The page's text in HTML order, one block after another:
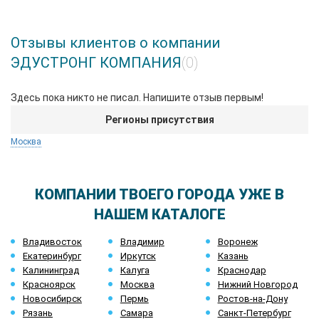
Отзывы клиентов о компании
ЭДУСТРОНГ КОМПАНИЯ(0)
Здесь пока никто не писал. Напишите отзыв первым!
Регионы присутствия
Москва
КОМПАНИИ ТВОЕГО ГОРОДА УЖЕ В
НАШЕМ КАТАЛОГЕ
Владивосток Владимир
Воронеж
Екатеринбург
Иркутск
Казань
Калининград
Калуга
Краснодар
Красноярск
Москва
Нижний Новгород
Новосибирск
Пермь
Ростов-на-Дону
Рязань
Самара Санкт-Петербург